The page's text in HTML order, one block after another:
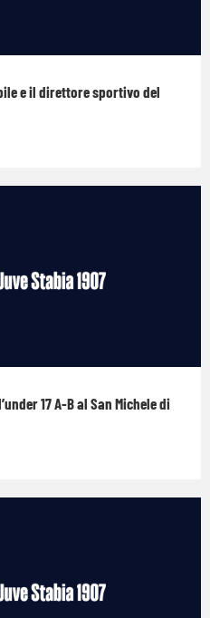
e il direttore sportivo del
17 A-B al San Michele di